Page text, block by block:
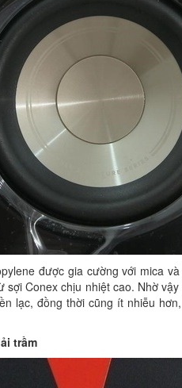
được gia cường với mica
Conex chịu nhiệt cao. Nhờ
lạc, đồng thời cũng ít nhiễu
trầm